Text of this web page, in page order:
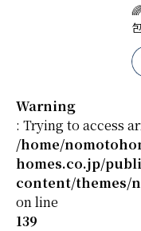
Warning
: Trying to access
/home/
homes.co.jp/
content/themes/
on line
139